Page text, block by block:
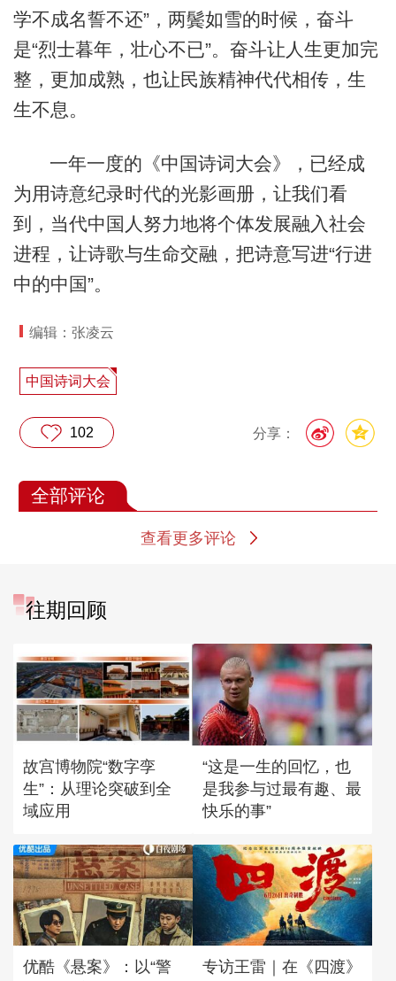
学不成名誓不还”，两鬓如雪的时候，奋斗
是“烈士暮年，壮心不已”。奋斗让人生更加完
整，更加成熟，也让民族精神代代相传，生
生不息。
一年一度的《中国诗词大会》，已经成
为用诗意纪录时代的光影画册，让我们看
到，当代中国人努力地将个体发展融入社会
进程，让诗歌与生命交融，把诗意写进“行进
中的中国”。
编辑：张凌云
中国诗词大会
分享：
102
全部评论
查看更多评论
往期回顾
故宫博物院“数字孪
生”：从理论突破到全
域应用
“这是一生的回忆，也
是我参与过最有趣、最
快乐的事”
优酷《悬案》：以“警
专访王雷｜在《四渡》